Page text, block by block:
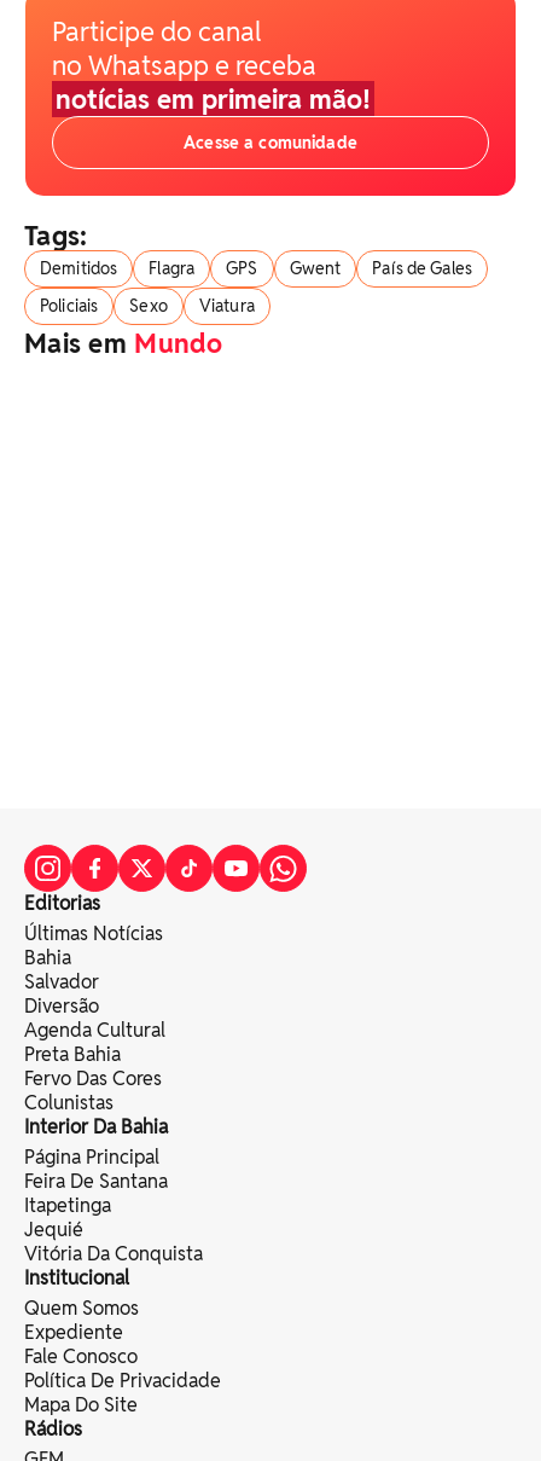
Participe do canal
no Whatsapp e receba
notícias em primeira mão!
Acesse a comunidade
Tags:
Demitidos Flagra GPS Gwent
País de Gales
Policiais
Sexo Viatura
Mais em Mundo
Editorias
Últimas Notícias
Bahia
Salvador
Diversão
Agenda Cultural
Preta Bahia
Fervo Das Cores
Colunistas
Interior Da Bahia
Página Principal
Feira De Santana
Itapetinga
Jequié
Vitória Da Conquista
Institucional
Quem Somos
Expediente
Fale Conosco
Política De Privacidade
Mapa Do Site
Rádios